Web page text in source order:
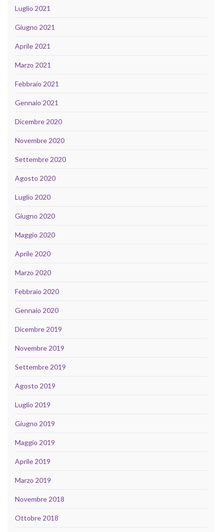
Luglio 2021
Giugno 2021
Aprile 2021
Marzo 2021
Febbraio 2021
Gennaio 2021
Dicembre 2020
Novembre 2020
Settembre 2020
Agosto 2020
Luglio 2020
Giugno 2020
Maggio 2020
Aprile 2020
Marzo 2020
Febbraio 2020
Gennaio 2020
Dicembre 2019
Novembre 2019
Settembre 2019
Agosto 2019
Luglio 2019
Giugno 2019
Maggio 2019
Aprile 2019
Marzo 2019
Novembre 2018
Ottobre 2018